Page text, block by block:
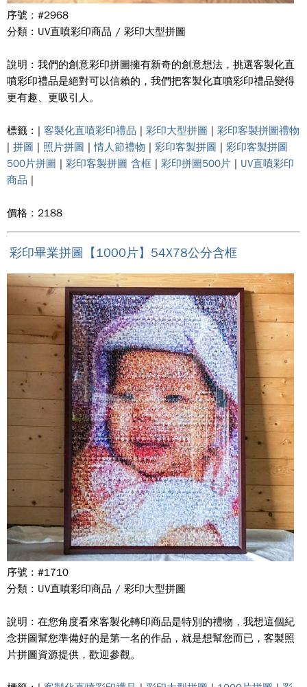
序號 : #2968
分類 : UV直噴彩印商品 / 彩印大型拼圖
說明 : 我們的創意彩印拼圖擁有新奇的創意想法，挑選客製化直
噴彩印禮品是絕對可以信賴的，我們把客製化直噴彩印禮品變得
更有趣、更吸引人。
標籤 : | 客製化直噴彩印禮品 | 彩印大型拼圖 | 彩印客製拼圖禮物
| 拼圖 | 照片拼圖 |情人節禮物 | 彩印客製拼圖 | 彩印客製拼圖
500片拼圖 | 彩印客製拼圖 含框 | 彩印拼圖500片 | UV直噴彩印
商品 |
價格 : 2188
彩印畢業拼圖【1000片】54X78公分含框
序號 : #1710
分類 : UV直噴彩印商品 / 彩印大型拼圖
說明 : 在您角度看來客製化轉印商品是特別的禮物，我想這個紀
念拼圖幫您準備好的是第一名的作品，就是想幫您而已，客製照
片拼圖資源提供，歡迎參觀。